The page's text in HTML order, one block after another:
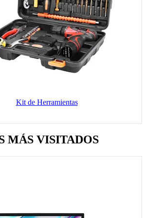
Kit de Herramientas
MÁS VISITADOS